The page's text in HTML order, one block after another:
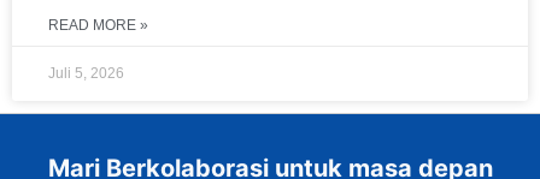
READ MORE »
Juli 5, 2026
Mari Berkolaborasi untuk masa depan